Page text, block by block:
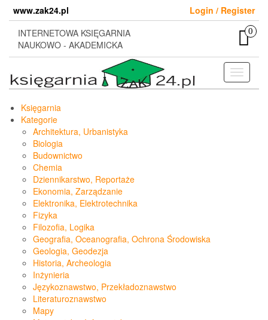
content
www.zak24.pl
Login / Register
INTERNETOWA KSIĘGARNIA
NAUKOWO - AKADEMICKA
0
Toggle
Księgarnia
Kategorie
Architektura, Urbanistyka
Biologia
Budownictwo
Chemia
Dziennikarstwo, Reportaże
Ekonomia, Zarządzanie
Elektronika, Elektrotechnika
Fizyka
Filozofia, Logika
Geografia, Oceanografia, Ochrona Środowiska
Geologia, Geodezja
Historia, Archeologia
Inżynieria
Językoznawstwo, Przekładoznawstwo
Literaturoznawstwo
Mapy